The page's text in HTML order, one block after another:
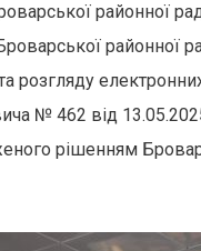
районної
районної
електронних
№ 462 від
рішенням